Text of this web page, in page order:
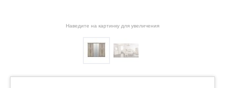
Наведите на картинку для увеличения